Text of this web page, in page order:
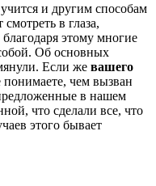
и другим способам
в глаза,
этому многие
Об основных
Если же вашего
чем вызван
в нашем
что сделали все, что
этого бывает